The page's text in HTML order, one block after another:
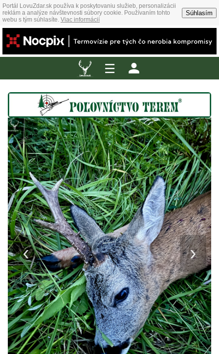
Portál LovuZdar.sk používa k poskytovaniu služieb, personalizácii
reklám a analýze návštevnosti súbory cookie. Používaním tohto
webu s tým súhlasíte. Viac informácií
Súhlasím
☰
‹ ›